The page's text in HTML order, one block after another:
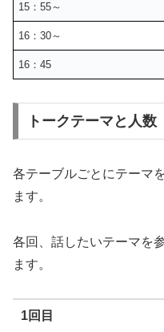
15：55～
16：30～
16：45
トークテーマと人数
各テーブルごとにテーマ
ます。
各回、話したいテーマを
ます。
1回目